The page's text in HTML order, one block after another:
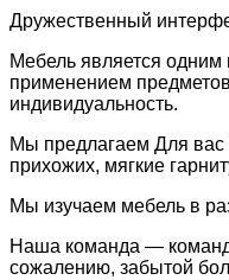
Дружественный
Мебель является одним
применением
индивидуальность.
Мы предлагаем Для вас
прихожих, мягкие
Мы изучаем мебель в
Наша команда —
сожалению, забытой